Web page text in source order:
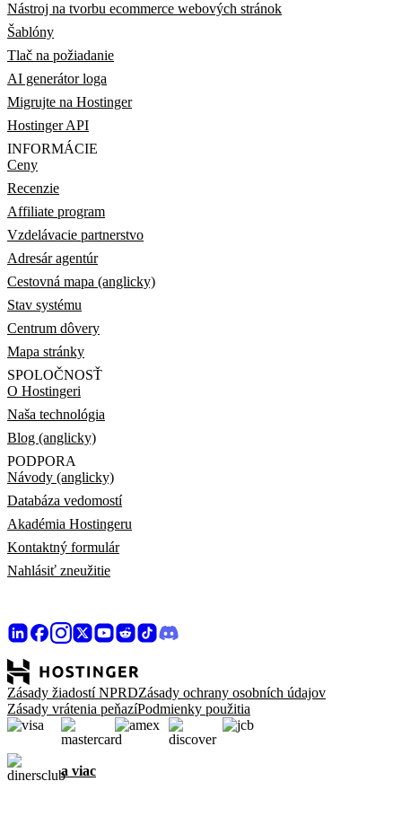
Nástroj na tvorbu ecommerce webových stránok
Šablóny
Tlač na požiadanie
AI generátor loga
Migrujte na Hostinger
Hostinger API
INFORMÁCIE
Ceny
Recenzie
Affiliate program
Vzdelávacie partnerstvo
Adresár agentúr
Cestovná mapa (anglicky)
Stav systému
Centrum dôvery
Mapa stránky
SPOLOČNOSŤ
O Hostingeri
Naša technológia
Blog (anglicky)
PODPORA
Návody (anglicky)
Databáza vedomostí
Akadémia Hostingeru
Kontaktný formulár
Nahlásiť zneužitie
Zásady žiadostí NPRDZásady ochrany osobních údajov
Zásady vrátenia peňazíPodmienky použitia
a viac